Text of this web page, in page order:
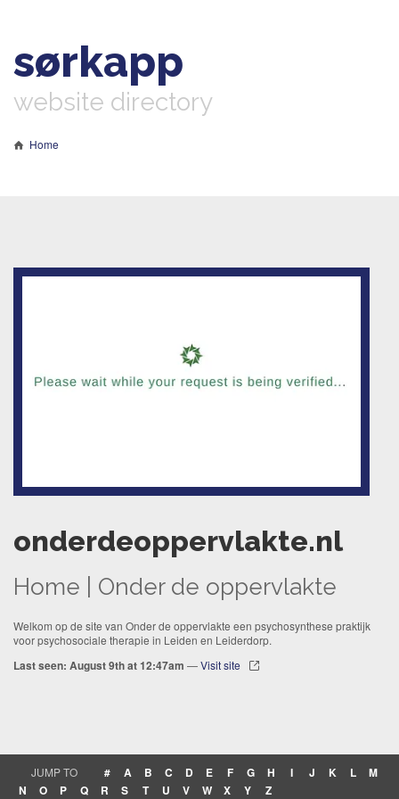
sørkapp
website directory
Home
onderdeoppervlakte.nl
Home | Onder de oppervlakte
Welkom op de site van Onder de oppervlakte een psychosynthese praktijk
voor psychosociale therapie in Leiden en Leiderdorp.
Last seen: August 9th at 12:47am —Visit site
JUMP TO # A B C D E F G H I J K L
M
N
O P Q R S T U V W X Y Z